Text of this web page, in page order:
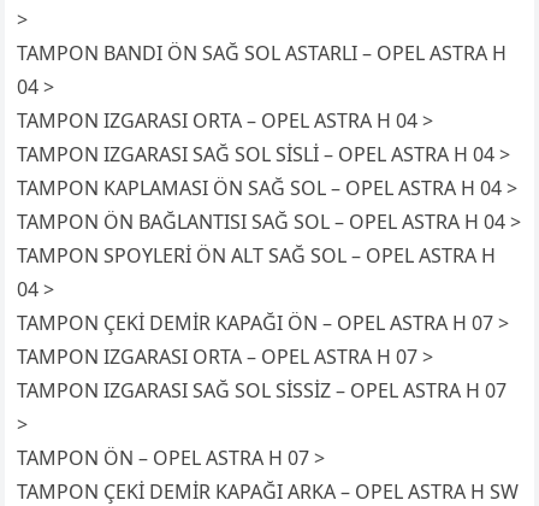
>
TAMPON BANDI ÖN SAĞ SOL ASTARLI – OPEL ASTRA H
04 >
TAMPON IZGARASI ORTA – OPEL ASTRA H 04 >
TAMPON IZGARASI SAĞ SOL SİSLİ – OPEL ASTRA H 04 >
TAMPON KAPLAMASI ÖN SAĞ SOL – OPEL ASTRA H 04 >
TAMPON ÖN BAĞLANTISI SAĞ SOL – OPEL ASTRA H 04 >
TAMPON SPOYLERİ ÖN ALT SAĞ SOL – OPEL ASTRA H
04 >
TAMPON ÇEKİ DEMİR KAPAĞI ÖN – OPEL ASTRA H 07 >
TAMPON IZGARASI ORTA – OPEL ASTRA H 07 >
TAMPON IZGARASI SAĞ SOL SİSSİZ – OPEL ASTRA H 07
>
TAMPON ÖN – OPEL ASTRA H 07 >
TAMPON ÇEKİ DEMİR KAPAĞI ARKA – OPEL ASTRA H SW